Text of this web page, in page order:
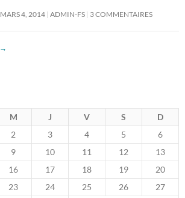
MARS 4, 2014 ADMIN-FS 3 COMMENTAIRES
→
M J V S
D
2 3 4 5
6
9 10 11 12
13
16 17 18 19
20
23 24 25 26
27